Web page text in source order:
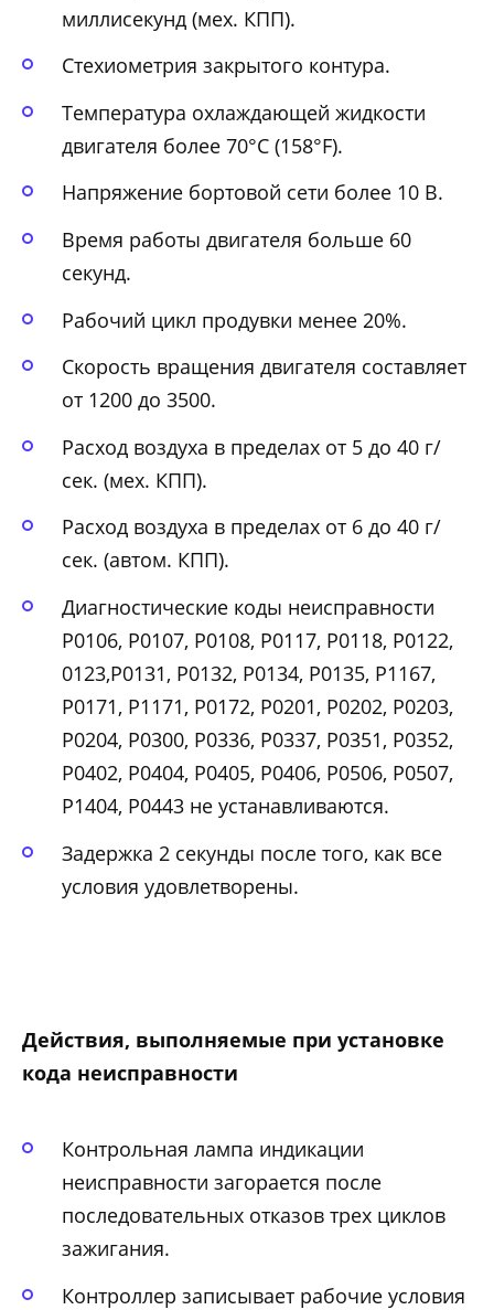
миллисекунд (мех. КПП).
Стехиометрия закрытого контура.
Температура охлаждающей жидкости
двигателя более 70°С (158°F).
Напряжение бортовой сети более 10 В.
Время работы двигателя больше 60
секунд.
Рабочий цикл продувки менее 20%.
Скорость вращения двигателя составляет
от 1200 до 3500.
Расход воздуха в пределах от 5 до 40 г/
сек. (мех. КПП).
Расход воздуха в пределах от 6 до 40 г/
сек. (автом. КПП).
Диагностические коды неисправности
Р0106, Р0107, Р0108, Р0117, Р0118, Р0122,
0123,Р0131, Р0132, Р0134, Р0135, Р1167,
Р0171, Р1171, Р0172, Р0201, Р0202, Р0203,
Р0204, Р0300, Р0336, Р0337, Р0351, Р0352,
Р0402, Р0404, Р0405, Р0406, Р0506, Р0507,
Р1404, Р0443 не устанавливаются.
Задержка 2 секунды после того, как все
условия удовлетворены.
Действия, выполняемые при установке
кода неисправности
Контрольная лампа индикации
неисправности загорается после
последовательных отказов трех циклов
зажигания.
Контроллер записывает рабочие условия